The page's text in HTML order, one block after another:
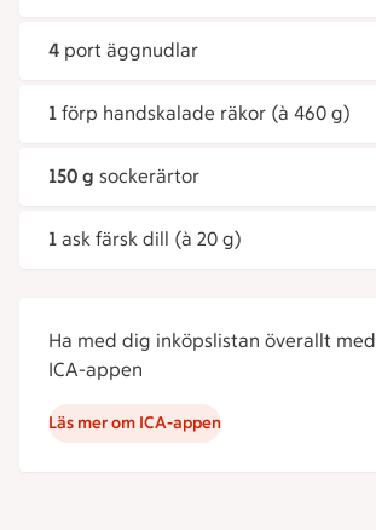
4 port äggnudlar
1 förp handskalade räkor (à 460 g)
150 g sockerärtor
1 ask färsk dill (à 20 g)
Ha med dig inköpslistan överallt med
ICA-appen
Läs mer om ICA-appen